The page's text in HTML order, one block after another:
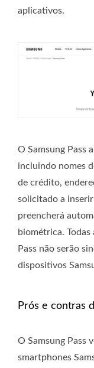
aplicativos.
O Samsung Pass
incluindo nomes
de crédito,
solicitado a
preencherá
biométrica. Todas
Pass não serão
dispositivos
Prós e contras
O Samsung Pass
smartphones